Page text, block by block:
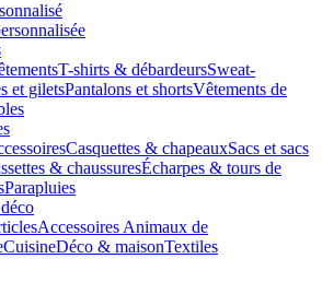
T-shirts & débardeursSweat-
et giletsPantalons et shortsVêtements de
Casquettes & chapeauxSacs et sacs
& chaussuresÉcharpes & tours de
Parapluies
Accessoires Animaux de
CuisineDéco & maisonTextiles